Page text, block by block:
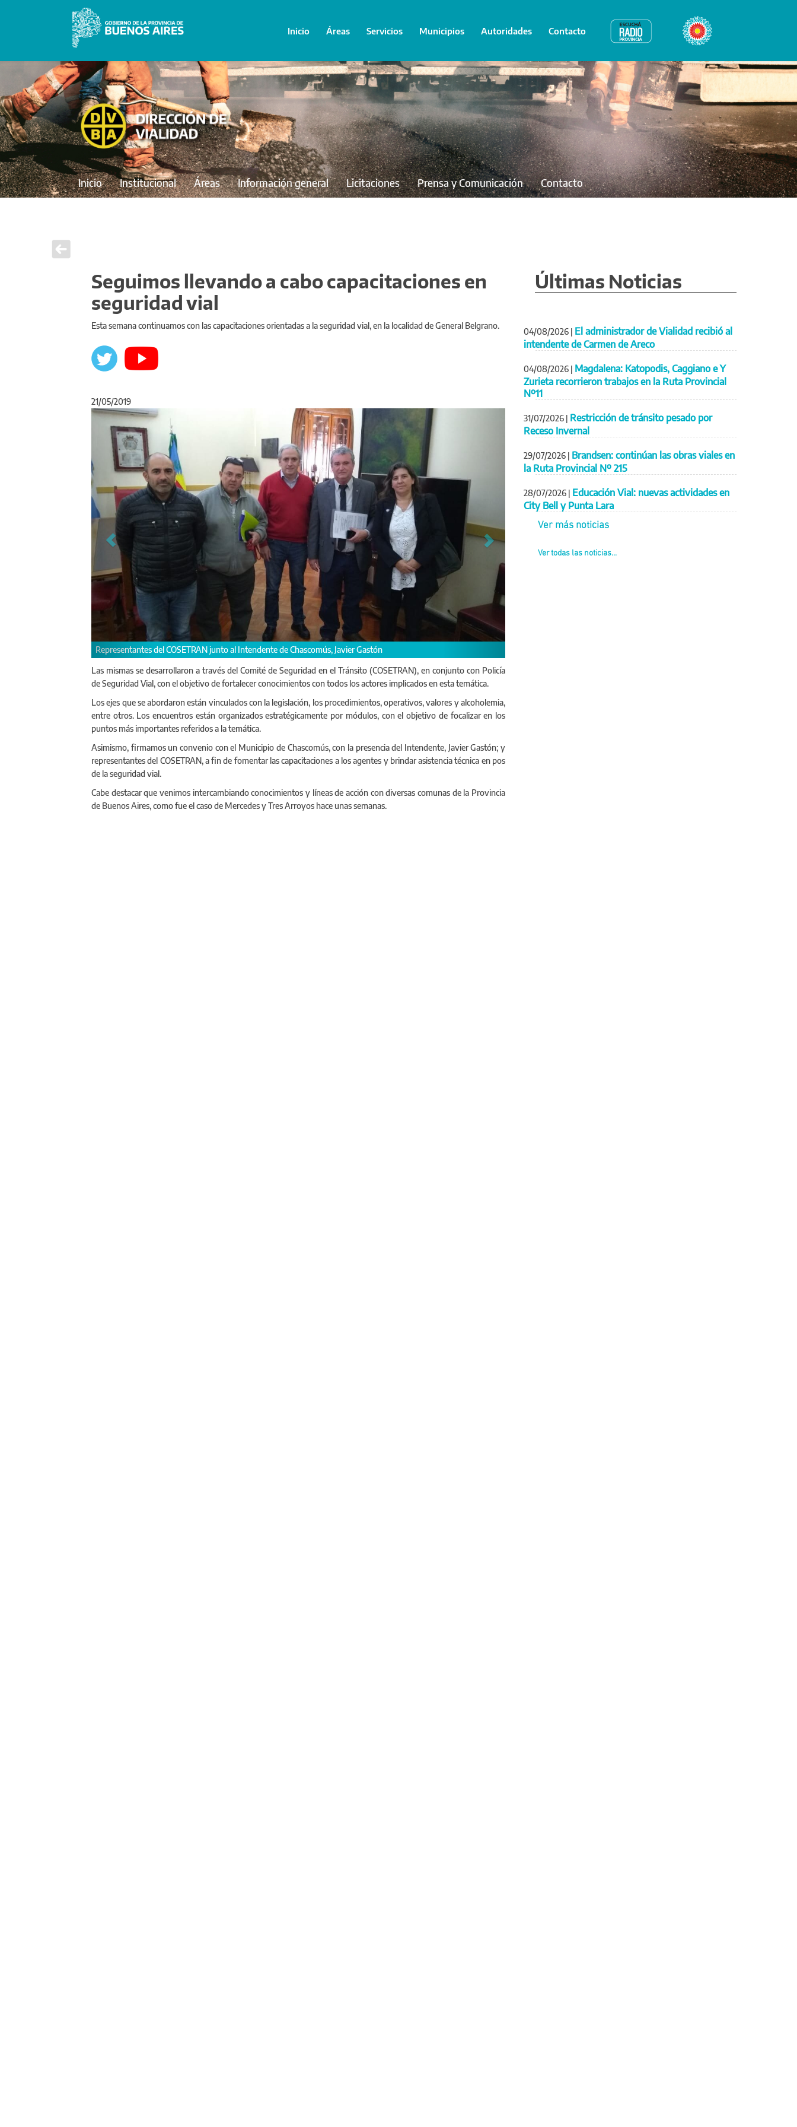
Inicio Áreas Servicios Municipios Autoridades Contacto Radio Provincia Bicentenario
Inicio Institucional Áreas Información general Licitaciones Prensa y Comunicación Contacto
Seguimos llevando a cabo capacitaciones en
seguridad vial
Esta semana continuamos con las capacitaciones orientadas a la seguridad vial, en la localidad de General Belgrano.
21/05/2019
de Chascomús, Javier Gastón
Continuamos con la firma de convenios en conjunto con distintos municipios bonaerenses
Anterior Siguiente
Las mismas se desarrollaron a través del Comité de Seguridad en el Tránsito (COSETRAN), en conjunto con Policía
de Seguridad Vial, con el objetivo de fortalecer conocimientos con todos los actores implicados en esta temática.
Los ejes que se abordaron están vinculados con la legislación, los procedimientos, operativos, valores y alcoholemia,
entre otros. Los encuentros están organizados estratégicamente por módulos, con el objetivo de focalizar en los
puntos más importantes referidos a la temática.
Asimismo, firmamos un convenio con el Municipio de Chascomús, con la presencia del Intendente, Javier Gastón; y
representantes del COSETRAN, a fin de fomentar las capacitaciones a los agentes y brindar asistencia técnica en pos
de la seguridad vial.
Cabe destacar que venimos intercambiando conocimientos y líneas de acción con diversas comunas de la Provincia
de Buenos Aires, como fue el caso de Mercedes y Tres Arroyos hace unas semanas.
Últimas Noticias
04/08/2026 | El administrador de Vialidad recibió al
intendente de Carmen de Areco
04/08/2026 | Magdalena: Katopodis, Caggiano e Y
Zurieta recorrieron trabajos en la Ruta Provincial
Nº11
31/07/2026 | Restricción de tránsito pesado por
Receso Invernal
29/07/2026 | Brandsen: continúan las obras viales en
la Ruta Provincial Nº 215
28/07/2026 | Educación Vial: nuevas actividades en
City Bell y Punta Lara
Ver más noticias
Ver todas las noticias...